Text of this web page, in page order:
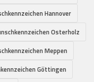
Hannover
Osterholz
Meppen
Göttingen